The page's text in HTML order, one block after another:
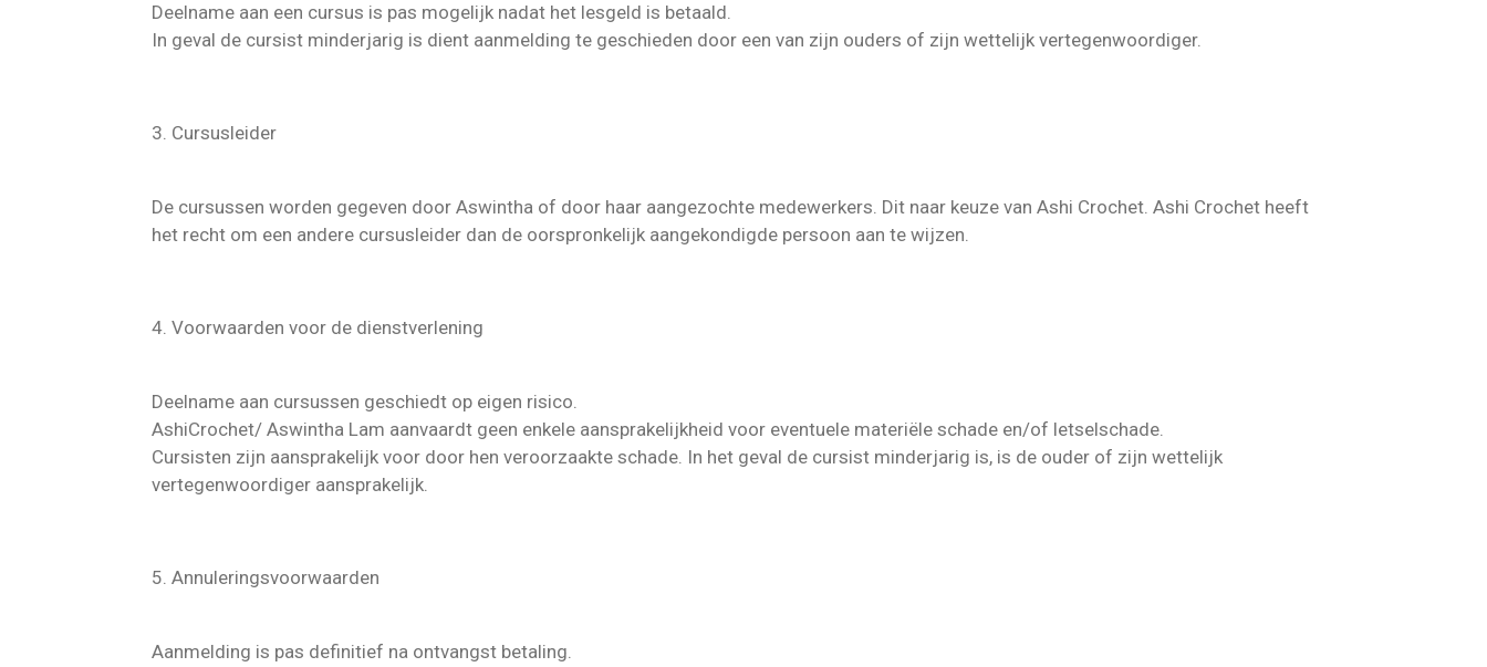
Deelname aan een cursus is pas mogelijk nadat het lesgeld is betaald.
In geval de cursist minderjarig is dient aanmelding te geschieden door een van zijn ouders of zijn wettelijk vertegenwoordiger.
3. Cursusleider
De cursussen worden gegeven door Aswintha of door haar aangezochte medewerkers. Dit naar keuze van Ashi Crochet. Ashi Crochet heeft
het recht om een andere cursusleider dan de oorspronkelijk aangekondigde persoon aan te wijzen.
4. Voorwaarden voor de dienstverlening
Deelname aan cursussen geschiedt op eigen risico.
AshiCrochet/ Aswintha Lam aanvaardt geen enkele aansprakelijkheid voor eventuele materiële schade en/of letselschade.
Cursisten zijn aansprakelijk voor door hen veroorzaakte schade. In het geval de cursist minderjarig is, is de ouder of zijn wettelijk
vertegenwoordiger aansprakelijk.
5. Annuleringsvoorwaarden
Aanmelding is pas definitief na ontvangst betaling.